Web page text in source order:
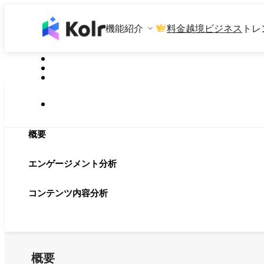
機能紹介 料金越境ビジネス ト
概要
エンゲージメント分析
コンテンツ内容分析
概要